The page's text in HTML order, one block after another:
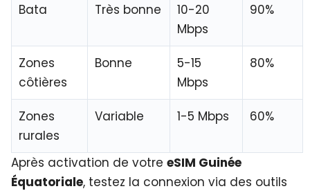
Bata Très bonne
10-20
Mbps
90%
Zones
côtières
Bonne
5-15
Mbps
80%
Zones
rurales
Variable 1-5 Mbps 60%
Après activation de votre eSIM Guinée
Équatoriale, testez la connexion via des outils